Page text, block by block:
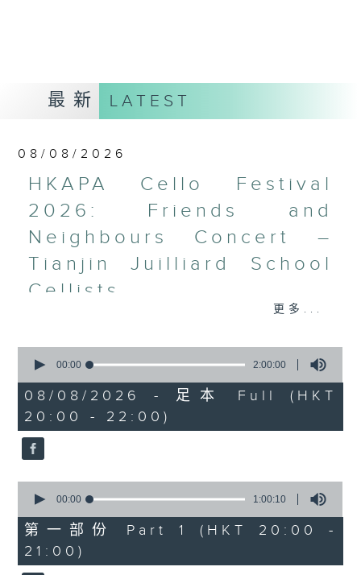
最新 LATEST
08/08/2026
HKAPA Cello Festival
2026: Friends and
Neighbours Concert –
Tianjin Juilliard School
Cellists
HKAPA Cello Festival 2026:
Cellists
Huiying Cao, Youran Chen, Yikai
Guo, Hwayoung Joo, Jooahn Yoo,
Ziyu Zhang (cello)
Aleksandr Tiumentsev (piano)
BWV1011 (25’)
Nadia BOULANGER
Three Pieces for Cello and Piano
(8’)
更多...
seconds
2
hours,
0
seconds
00:00 2:00:00
08/08/2026 - 足本 Full (HKT
20:00 - 22:00)
seconds
1
hour,
10
seconds
00:00 1:00:10
第一部份 Part 1 (HKT 20:00 -
21:00)